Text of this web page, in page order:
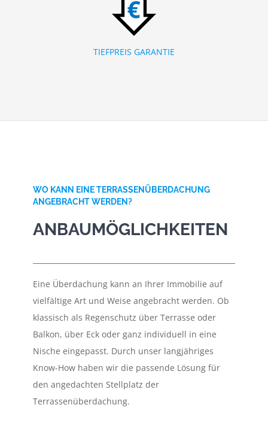
TIEFPREIS GARANTIE
WO KANN EINE TERRASSENÜBERDACHUNG
ANGEBRACHT WERDEN?
ANBAUMÖGLICHKEITEN
Eine Überdachung kann an Ihrer Immobilie auf
vielfältige Art und Weise angebracht werden. Ob
klassisch als Regenschutz über Terrasse oder
Balkon, über Eck oder ganz individuell in eine
Nische eingepasst. Durch unser langjähriges
Know-How haben wir die passende Lösung für
den angedachten Stellplatz der
Terrassenüberdachung.